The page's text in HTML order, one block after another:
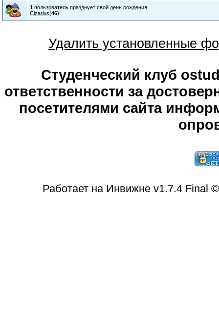
1пользователь празднует свой день рождения
Cizarius(46)
Удалить установленные
Студенческий клуб
ответственности за
посетителями сайта
Работает на Инвижне v1.7.4 Final